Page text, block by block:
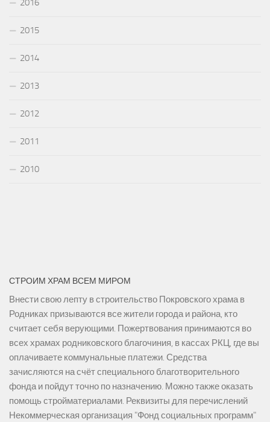
2016
2015
2014
2013
2012
2011
2010
СТРОИМ ХРАМ ВСЕМ МИРОМ
Внести свою лепту в строительство Покровского храма в
Родниках призываются все жители города и района, кто
считает себя верующими. Пожертвования принимаются во
всех храмах родниковского благочиния, в кассах РКЦ, где вы
оплачиваете коммунальные платежи. Средства
зачисляются на счёт специального благотворительного
фонда и пойдут точно по назначению. Можно также оказать
помощь стройматериалами. Реквизиты для перечислений
Некоммерческая организация "Фонд социальных программ"